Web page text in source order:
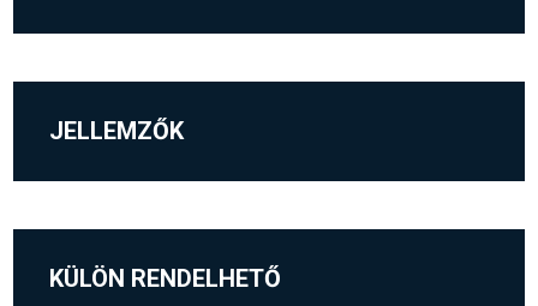
JELLEMZŐK
KÜLÖN RENDELHETŐ